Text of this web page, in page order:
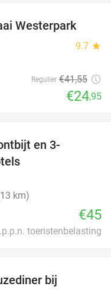
40%
Westerpark
9.7 star
Regulier €41,55
€24,95
en 3-
km)
€45
toeristenbelasting
bij